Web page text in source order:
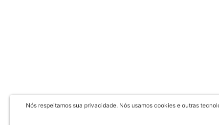
Nós respeitamos sua privacidade. Nós usamos cookies e outras